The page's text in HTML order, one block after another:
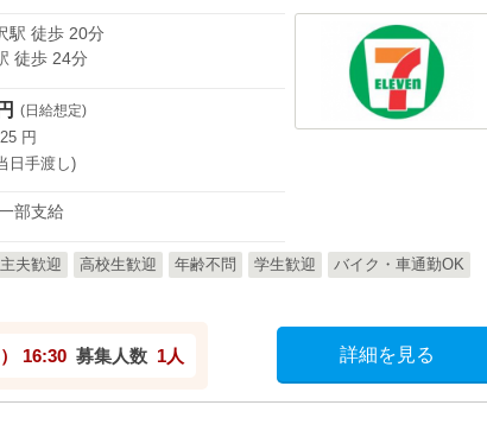
駅 徒歩 20分
徒歩 24分
(日給想定)
円
日手渡し)
部支給
夫歓迎 高校生歓迎 年齢不問 学生歓迎
バイク・車通勤OK
16:30 募集人数 1人 詳細を見る